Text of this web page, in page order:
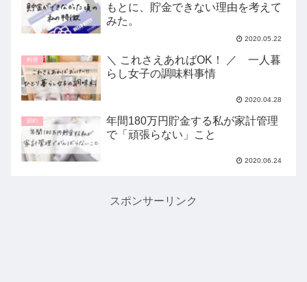
もとに、貯金できない理由を考えて
みた。
2020.05.22
料理
＼ これさえあればOK！ ／ 一人暮
らし女子の調味料事情
2020.04.28
節約
年間180万円貯金する私が家計管理
で「頑張らない」こと
2020.06.24
スポンサーリンク